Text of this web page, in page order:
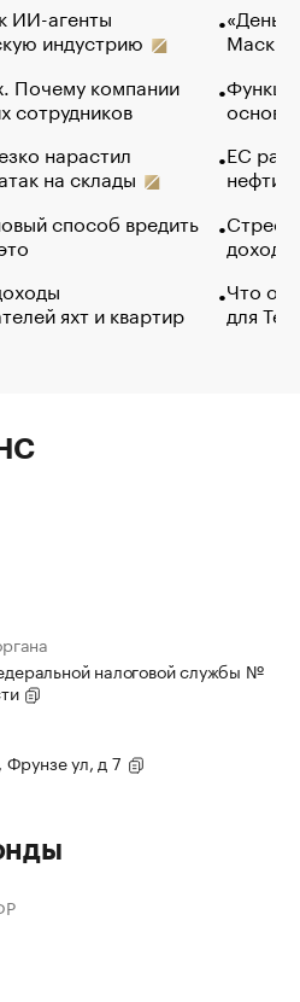
ИИ-агенты
индустрию
Почему компании
сотрудников
нарастил
на склады
способ вредить
яхт и квартир
Маск в
основ
ЕС
нефти
Что
для
налоговой службы №
Фрунзе ул, д 7